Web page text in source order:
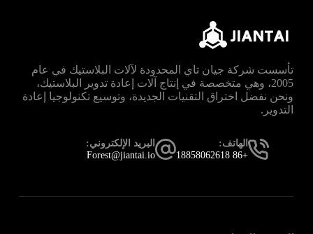
تأسست شركة جيان تاي المحدودة لآلات البلاستيك في عام
2005، وهي متخصصة في إنتاج آلات إعادة تدوير البلاستيك،
ونحن نفضل اختراق التقنيات الجديدة، وتوسيع تكنولوجيا إعادة
التدوير.
الهاتف:
+86 18858062618
البريد الإلكتروني:
Forest@jiantai.io